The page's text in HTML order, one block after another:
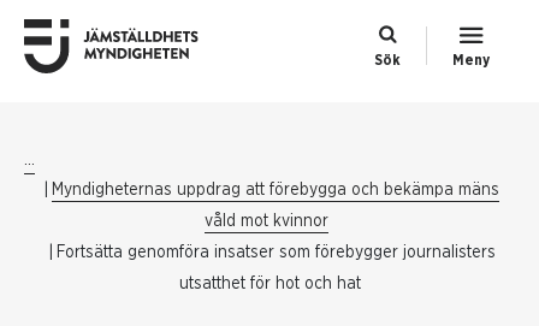
Sök Meny
...
Myndigheternas uppdrag att förebygga och bekämpa mäns
våld mot kvinnor
Fortsätta genomföra insatser som förebygger journalisters
utsatthet för hot och hat